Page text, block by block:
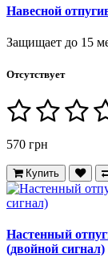
Навесной
Защищает до 15
Отсутствует
570 грн
Купить
Настенный
(двойной сигнал)